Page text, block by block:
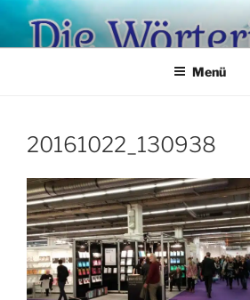
Zum
Inhalt
springen
Menü
20161022_130938